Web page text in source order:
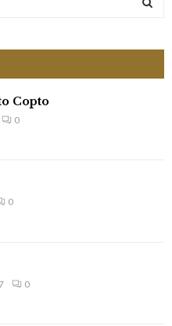
Copto
0
0
0